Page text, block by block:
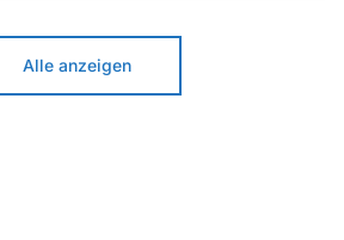
Alle anzeigen